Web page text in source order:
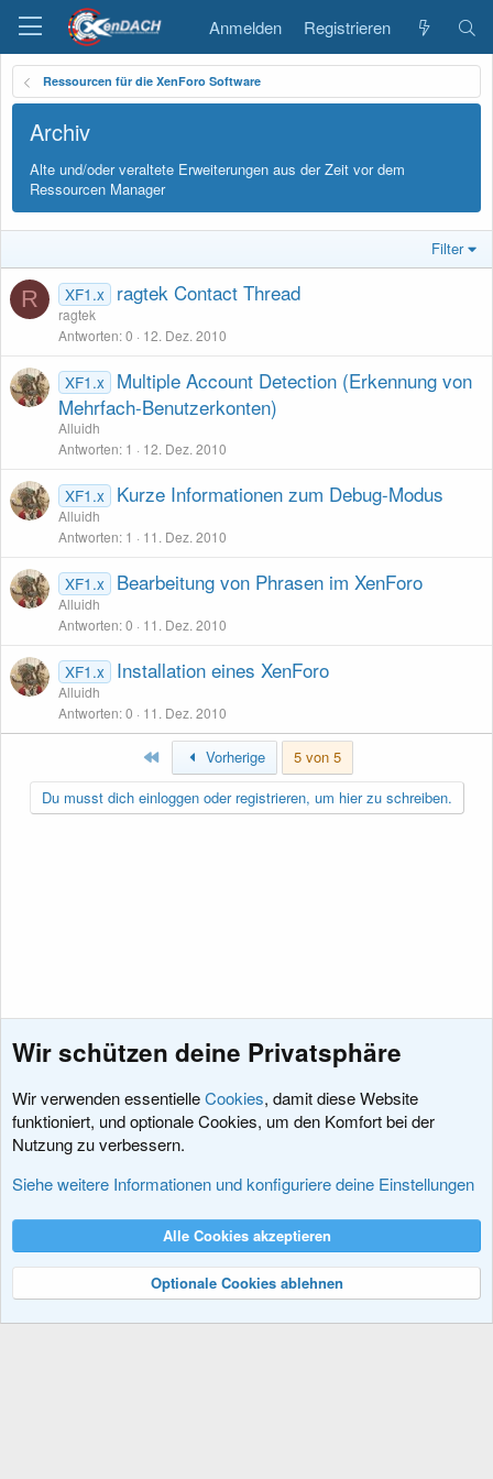
Anmelden Registrieren
Ressourcen für die XenForo Software
Archiv
Alte und/oder veraltete Erweiterungen aus der Zeit vor dem
Ressourcen Manager
Filter
R XF1.x ragtek Contact Thread
ragtek
Antworten 0 12. Dez. 2010
XF1.x
Multiple Account Detection (Erkennung von
Mehrfach-Benutzerkonten)
Alluidh
Antworten 1 12. Dez. 2010
XF1.x Kurze Informationen zum Debug-Modus
Alluidh
Antworten 1 11. Dez. 2010
XF1.x Bearbeitung von Phrasen im XenForo
Alluidh
Antworten 0 11. Dez. 2010
XF1.x Installation eines XenForo
Alluidh
Antworten 0 11. Dez. 2010
Erste Vorherige
5 von 5
Du musst dich einloggen oder registrieren, um hier zu schreiben.
Ressourcen für die XenForo Software
Nutzungsbedingungen Datenschutz
R
Community platform by XenForo® © 2010-2024 XenForo Ltd.
Wir schützen deine Privatsphäre
Wir verwenden essentielleCookies, damit diese Website
funktioniert, und optionale Cookies, um den Komfort bei der
Nutzung zu verbessern.
Siehe weitere Informationen und konfiguriere deine Einstellungen
Alle Cookies akzeptieren
Optionale Cookies ablehnen